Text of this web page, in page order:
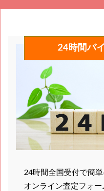
24時間バ
24時間全国受付で簡
オンライン査定フォ